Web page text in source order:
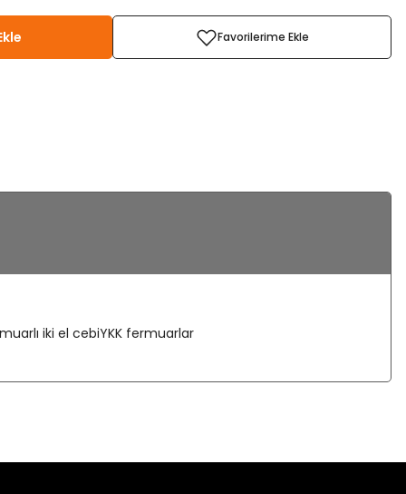
iki el cebiYKK fermuarlar